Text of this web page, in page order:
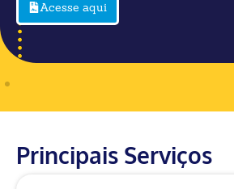
Conheça nossa história
Principais Serviços